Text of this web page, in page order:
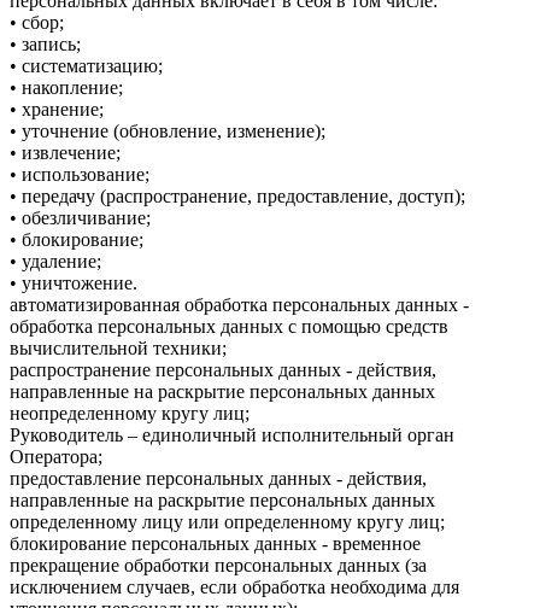
• сбор;
• запись;
• систематизацию;
• накопление;
• хранение;
• уточнение (обновление, изменение);
• извлечение;
• использование;
• передачу (распространение, предоставление, доступ);
• обезличивание;
• блокирование;
• удаление;
• уничтожение.
автоматизированная обработка персональных данных -
обработка персональных данных с помощью средств
вычислительной техники;
распространение персональных данных - действия,
направленные на раскрытие персональных данных
неопределенному кругу лиц;
Руководитель – единоличный исполнительный орган
Оператора;
предоставление персональных данных - действия,
направленные на раскрытие персональных данных
определенному лицу или определенному кругу лиц;
блокирование персональных данных - временное
прекращение обработки персональных данных (за
исключением случаев, если обработка необходима для